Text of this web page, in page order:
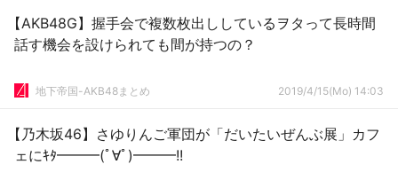
【AKB48G】握手会で複数枚出ししているヲタって長時間
話す機会を設けられても間が持つの？
地下帝国-AKB48まとめ 2019/4/15(Mo) 14:03
【乃木坂46】さゆりんご軍団が「だいたいぜんぶ展」カフ
ェにｷﾀ━━━(ﾟ∀ﾟ)━━━!!